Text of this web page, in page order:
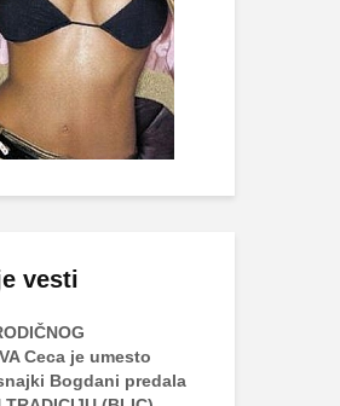
vesti
Ceca je umesto
Bogdani predala